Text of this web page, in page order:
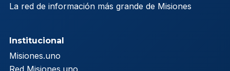
La red de información más grande de Misiones
Institucional
Misiones.uno
Red Misiones.uno